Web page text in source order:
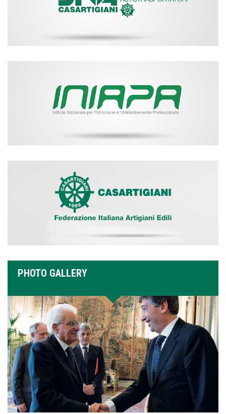
PHOTO GALLERY